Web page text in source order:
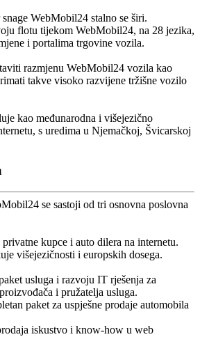
WebMobil24 stalno se širi.
flotu tijekom WebMobil24, na 28 jezika,
i portalima trgovine vozila.
razmjenu WebMobil24 vozila kao
takve visoko razvijene tržišne vozilo
kao međunarodna i višejezično
s uredima u Njemačkoj, Švicarskoj
se sastoji od tri osnovna poslovna
kupce i auto dilera na internetu.
višejezičnosti i europskih dosega.
usluga i razvoju IT rješenja za
i pružatelja usluga.
paket za uspješne prodaje automobila
iskustvo i know-how u web